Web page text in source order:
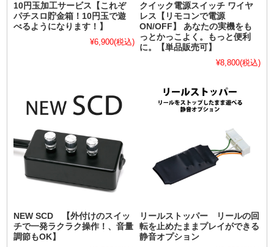
10円玉加工サービス【これぞ
パチスロ貯金箱！10円玉で遊
べるようになります！】
¥6,900(税込)
クイック電源スイッチ ワイヤ
レス【リモコンで電源
ON/OFF】 あなたの実機をも
っとかっこよく。もっと便利
に。【単品販売可】
¥8,800(税込)
NEW SCD 【外付けのスイッ
チで一発ラクラク操作！、音量
調節もOK】
リールストッパー リールの回
転を止めたままプレイができる
静音オプション